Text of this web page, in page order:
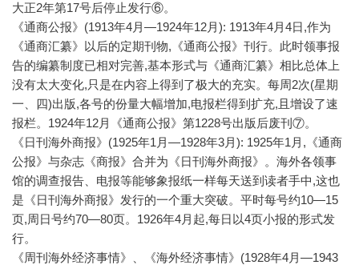
大正2年第17号后停止发行⑥。
《通商公报》(1913年4月—1924年12月): 1913年4月4日,作为
《通商汇纂》以后的定期刊物,《通商公报》刊行。此时领事报
告的编纂制度已相对完善,基本形式与《通商汇纂》相比总体上
没有太大变化,只是在内容上得到了极大的充实。每周2次(星期
一、四)出版,各号的份量大幅增加,电报栏得到扩充,且增设了速
报栏。1924年12月《通商公报》第1228号出版后废刊⑦。
《日刊海外商报》(1925年1月—1928年3月): 1925年1月,《通商
公报》与杂志《商报》合并为《日刊海外商报》。海外各领事
馆的调查报告、电报等能够象报纸一样每天送到读者手中,这也
是《日刊海外商报》发行的一个重大突破。平时每号约10—15
页,周日号约70—80页。1926年4月起,每日以4页小报的形式发
行。
《周刊海外经济事情》、《海外经济事情》(1928年4月—1943